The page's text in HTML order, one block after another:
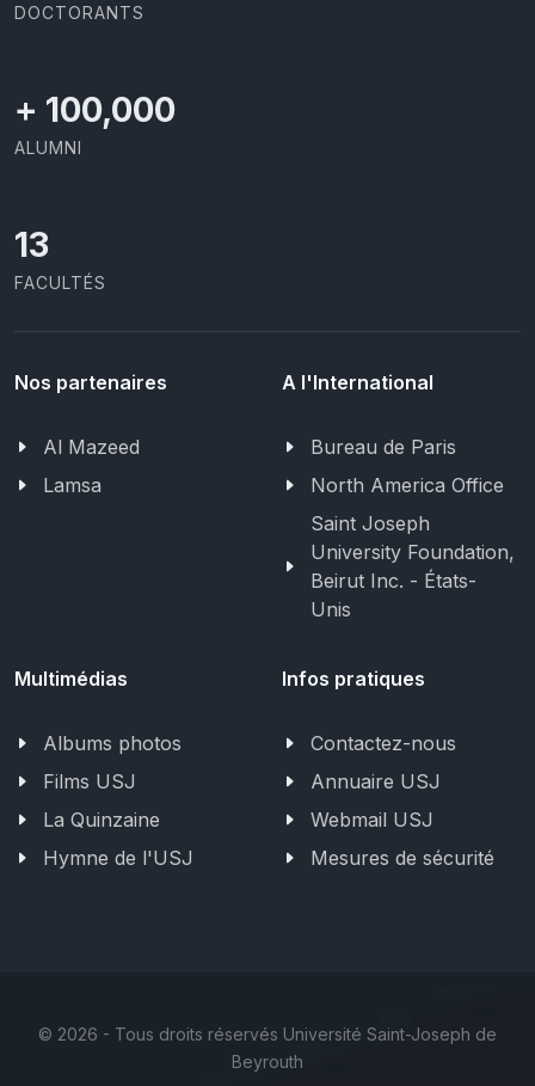
DOCTORANTS
+ 100,000
ALUMNI
13
FACULTÉS
Nos partenaires
Al Mazeed
Lamsa
A l'International
Bureau de Paris
North America Office
Saint Joseph
University Foundation,
Beirut Inc. - États-
Unis
Multimédias
Albums photos
Films USJ
La Quinzaine
Hymne de l'USJ
Infos pratiques
Contactez-nous
Annuaire USJ
Webmail USJ
Mesures de sécurité
© 2026 - Tous droits réservés Université Saint-Joseph de
Beyrouth